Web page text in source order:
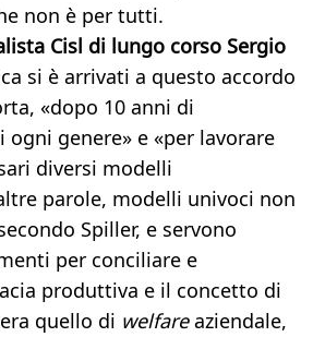
non è per tutti.
Cisl di lungo corso Sergio
si è arrivati a questo accordo
«dopo 10 anni di
genere» e «per lavorare
diversi modelli
parole, modelli univoci non
Spiller, e servono
per conciliare e
produttiva e il concetto di
quello di welfareaziendale,